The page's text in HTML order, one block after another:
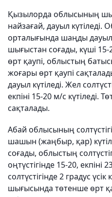
Қызылорда облысының
найзағай, дауыл күтіледі.
орталығында шаңды дауыл
шығыстан соғады, күші 15-
өрт қаупі, облыстың
жоғары өрт қаупі
дауыл күтіледі. Жел
екпіні 15-20 м/с күтіледі.
сақталады.
Абай облысының
шашын (жаңбыр, қар)
соғады, облыстың
оңтүстігінде 15-20,
солтүстігінде 2 градус
шығысында төтенше өрт